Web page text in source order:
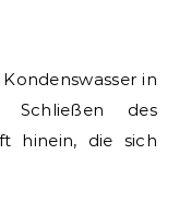
in
des
hinein, die sich